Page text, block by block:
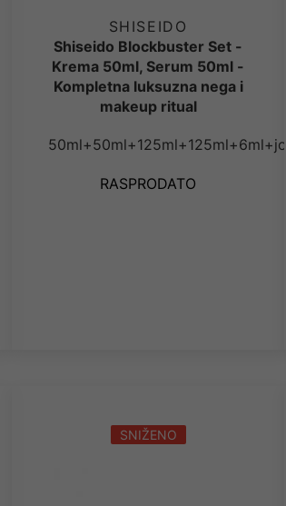
SHISEIDO
Shiseido Blockbuster Set -
Krema 50ml, Serum 50ml -
Kompletna luksuzna nega i
makeup ritual
50ml+50ml+125ml+125ml+6ml+jos
RASPRODATO
SNIŽENO